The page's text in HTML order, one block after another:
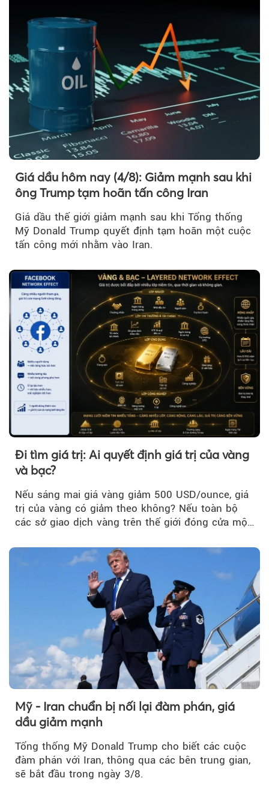
Giá dầu hôm nay (4/8): Giảm mạnh sau khi
ông Trump tạm hoãn tấn công Iran
Giá dầu thế giới giảm mạnh sau khi Tổng thống
Mỹ Donald Trump quyết định tạm hoãn một cuộc
tấn công mới nhằm vào Iran.
Đi tìm giá trị: Ai quyết định giá trị của vàng
và bạc?
Nếu sáng mai giá vàng giảm 500 USD/ounce, giá
trị của vàng có giảm theo không? Nếu toàn bộ
các sở giao dịch vàng trên thế giới đóng cửa một
Mỹ - Iran chuẩn bị nối lại đàm phán, giá
dầu giảm mạnh
Tổng thống Mỹ Donald Trump cho biết các cuộc
đàm phán với Iran, thông qua các bên trung gian,
sẽ bắt đầu trong ngày 3/8.